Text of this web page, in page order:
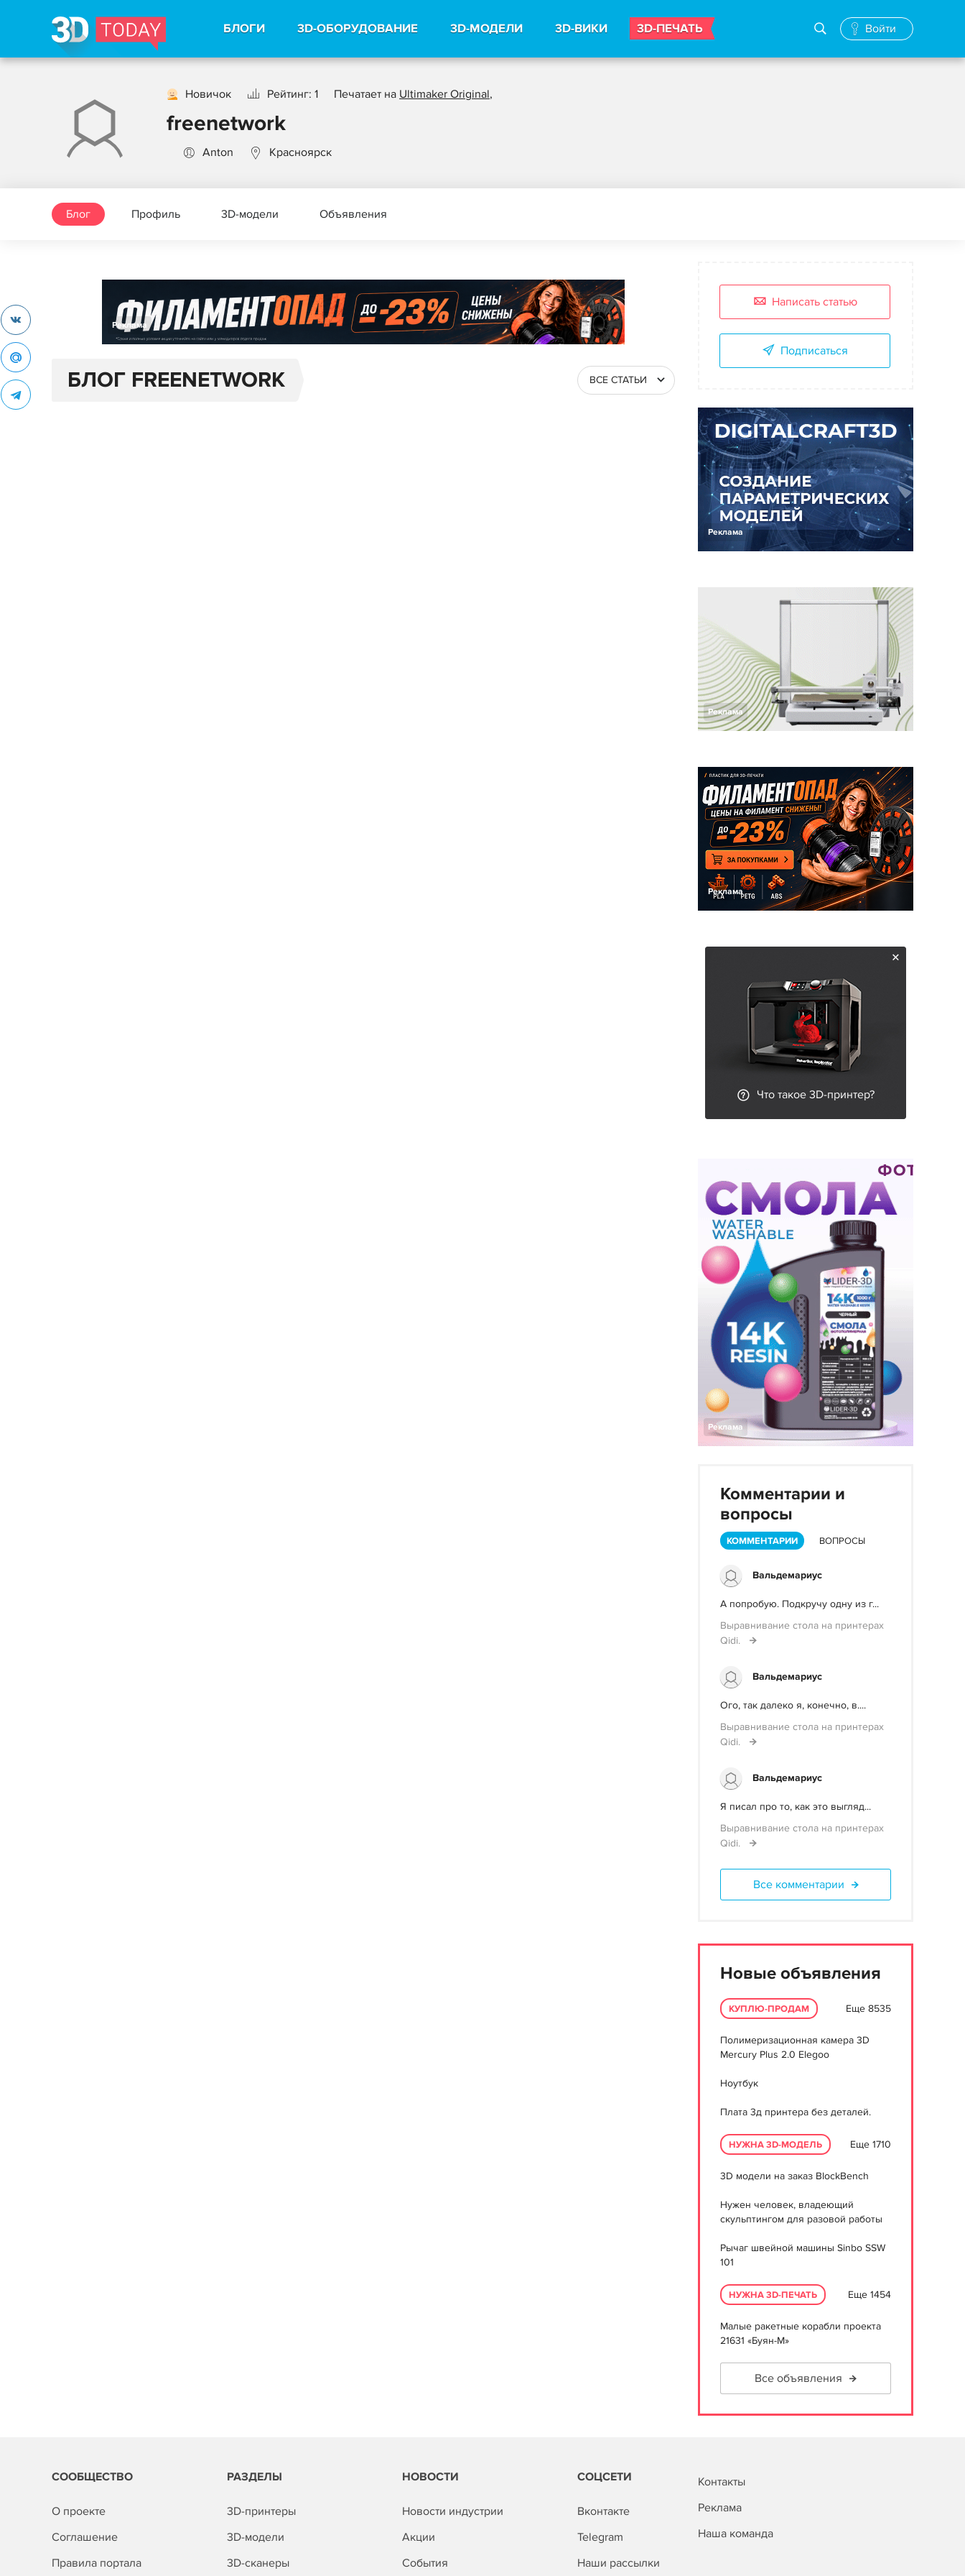
БЛОГИ 3D-ОБОРУДОВАНИЕ 3D-МОДЕЛИ 3D-ВИКИ 3D-ПЕЧАТЬ Войти
Новичок Рейтинг: 1 Печатает на Ultimaker Original,
freenetwork
Anton Красноярск
Блог Профиль 3D-модели Объявления
Реклама
БЛОГ FREENETWORK ВСЕ СТАТЬИ
Написать статью
Подписаться
Реклама
Реклама
Реклама
Что такое 3D-принтер?
Реклама
Комментарии и
вопросы
КОММЕНТАРИИ ВОПРОСЫ
Вальдемариус
А попробую. Подкручу одну из г...
Выравнивание стола на принтерах
Qidi.
Вальдемариус
Ого, так далеко я, конечно, в....
Выравнивание стола на принтерах
Qidi.
Вальдемариус
Я писал про то, как это выгляд...
Выравнивание стола на принтерах
Qidi.
Все комментарии
Новые объявления
КУПЛЮ-ПРОДАМ Еще 8535
Полимеризационная камера 3D
Mercury Plus 2.0 Elegoo
Ноутбук
Плата 3д принтера без деталей.
НУЖНА 3D-МОДЕЛЬ Еще 1710
3D модели на заказ BlockBench
Нужен человек, владеющий
скульптингом для разовой работы
Рычаг швейной машины Sinbo SSW
101
НУЖНА 3D-ПЕЧАТЬ Еще 1454
Малые ракетные корабли проекта
21631 «Буян-М»
Все объявления
СООБЩЕСТВО
О проекте
Соглашение
Правила портала
РАЗДЕЛЫ
3D-принтеры
3D-модели
3D-сканеры
НОВОСТИ
Новости индустрии
Акции
События
СОЦСЕТИ
Вконтакте
Telegram
Наши рассылки
Контакты
Реклама
Наша команда